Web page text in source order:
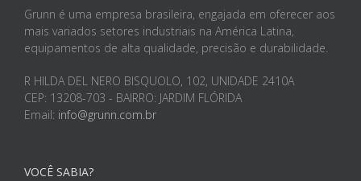
Grunn é uma empresa brasileira, engajada em oferecer aos
mais variados setores industriais na América Latina,
equipamentos de alta qualidade, precisão e durabilidade.
R HILDA DEL NERO BISQUOLO, 102, UNIDADE 2410A
CEP: 13208-703 - BAIRRO: JARDIM FLÓRIDA
Email: info@grunn.com.br
VOCÊ SABIA?